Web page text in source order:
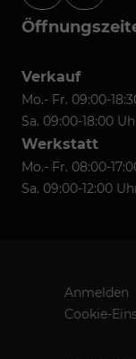
Verkauf
Mo.- Fr. 09:00-
Sa. 09:00-18:00
Werkstatt
Mo.- Fr. 08:00-
Sa. 09:00-12:00
Anmelden
Cookie-